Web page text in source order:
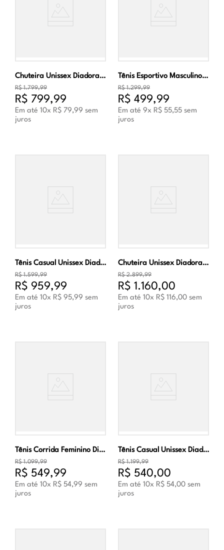
Chuteira Unissex Diadora Brasil LT + MDPU Campo Branca
R$ 1.799,99
R$ 799,99
Em até 10x R$ 79,99 sem
juros
Tênis Esportivo Masculino Diadora Frequenza W Branco
R$ 1.299,99
R$ 499,99
Em até 9x R$ 55,55 sem
juros
Tênis Casual Unissex Diadora B.560 Used Branco
R$ 1.599,99
R$ 959,99
Em até 10x R$ 95,99 sem
juros
Chuteira Unissex Diadora Maximus Elite ITA T SLX
R$ 2.899,99
R$ 1 .160,00
Em até 10x R$ 116,00 sem
juros
Tênis Corrida Feminino Diadora Frequenza 2 Rosa e Branco
R$ 1.099,99
R$ 549,99
Em até 10x R$ 54,99 sem
juros
Tênis Casual Unissex Diadora MI Basket Low Used Branco e Azul
R$ 1.199,99
R$ 540,00
Em até 10x R$ 54,00 sem
juros